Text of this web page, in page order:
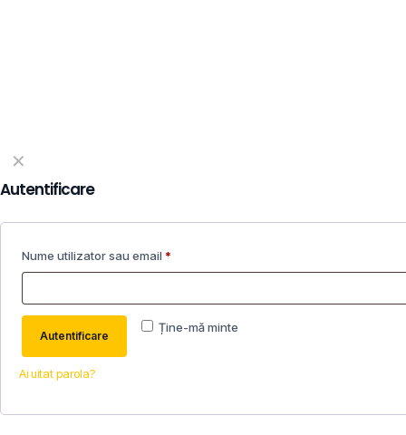
✕
Autentificare
Nume utilizator sau email *
Ține-mă minte
Autentificare
Ai uitat parola?